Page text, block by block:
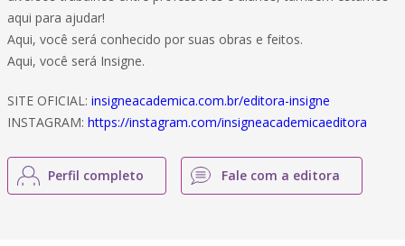
aqui para ajudar!
Aqui, você será conhecido por suas obras e feitos.
Aqui, você será Insigne.
SITE OFICIAL: insigneacademica.com.br/editora-insigne
INSTAGRAM: https://instagram.com/insigneacademicaeditora
Perfil completo Fale com a editora